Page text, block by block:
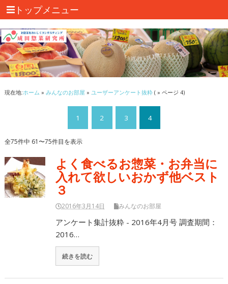
トップメニュー
現在地:ホーム » みんなのお部屋 » ユーザーアンケート抜粋( » ページ 4)
1 2 3 4
全75件中 61〜75件目を表示
よく食べるお惣菜・お弁当に
入れて欲しいおかず他ベスト
３
2016年3月14日 みんなのお部屋
アンケート集計抜粋 - 2016年4月号 調査期間：
2016…
続きを読む